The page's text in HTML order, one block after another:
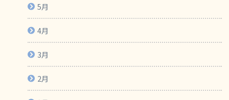
5月
4月
3月
2月